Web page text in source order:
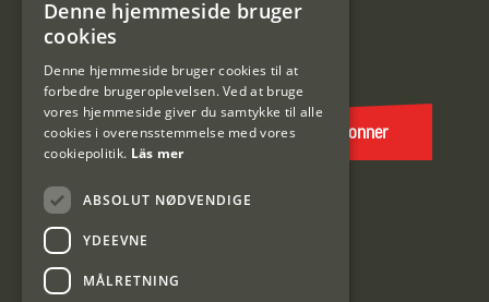
E-
post
(Påkrævet)
Abonner
SWEDISH
Denne hjemmeside bruger
cookies
Denne hjemmeside bruger cookies til at
forbedre brugeroplevelsen. Ved at bruge
vores hjemmeside giver du samtykke til alle
cookies i overensstemmelse med vores
cookiepolitik. Läs mer
ABSOLUT NØDVENDIGE
YDEEVNE
MÅLRETNING